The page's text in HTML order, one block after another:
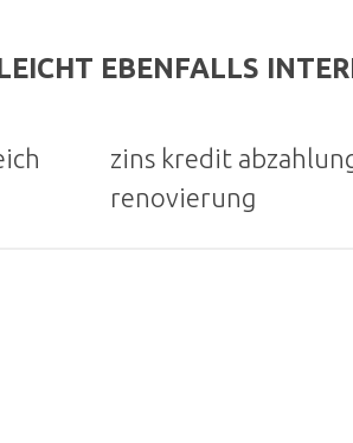
EBENFALLS
zins kredit
renovierung